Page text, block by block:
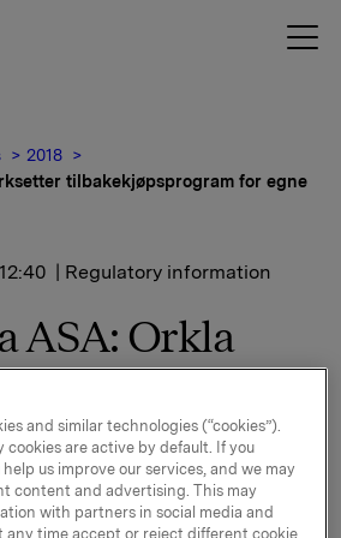
2018
tilbakekjøpsprogram for egne
| Regulatory information
ASA: Orkla
for
aksjer
and similar technologies (“cookies”).
are active by default. If you
us improve our services, and we may
content and advertising. This may
with partners in social media and
any time accept or reject different cookie